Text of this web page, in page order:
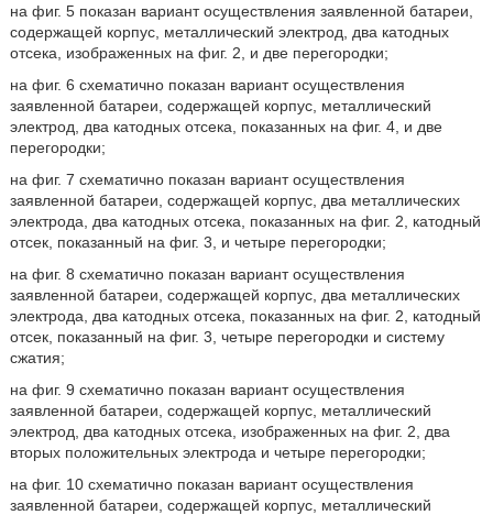
на фиг. 5 показан вариант осуществления заявленной батареи,
содержащей корпус, металлический электрод, два катодных
отсека, изображенных на фиг. 2, и две перегородки;
на фиг. 6 схематично показан вариант осуществления
заявленной батареи, содержащей корпус, металлический
электрод, два катодных отсека, показанных на фиг. 4, и две
перегородки;
на фиг. 7 схематично показан вариант осуществления
заявленной батареи, содержащей корпус, два металлических
электрода, два катодных отсека, показанных на фиг. 2, катодный
отсек, показанный на фиг. 3, и четыре перегородки;
на фиг. 8 схематично показан вариант осуществления
заявленной батареи, содержащей корпус, два металлических
электрода, два катодных отсека, показанных на фиг. 2, катодный
отсек, показанный на фиг. 3, четыре перегородки и систему
сжатия;
на фиг. 9 схематично показан вариант осуществления
заявленной батареи, содержащей корпус, металлический
электрод, два катодных отсека, изображенных на фиг. 2, два
вторых положительных электрода и четыре перегородки;
на фиг. 10 схематично показан вариант осуществления
заявленной батареи, содержащей корпус, металлический